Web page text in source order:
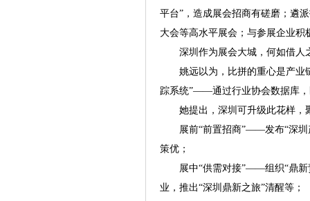
平台”，造成展会招商有磋磨；遴
大会等高水平展会；与参展企业
深圳作为展会大城，何如借人之
姚远以为，比拼的重心是产业链
踪系统”——通过行业协会数据库
她提出，深圳可升级此花样，聚
展前“前置招商”——发布“深圳产
策优；
展中“供需对接”——组织“鼎新责
业，推出“深圳鼎新之旅”清醒等；